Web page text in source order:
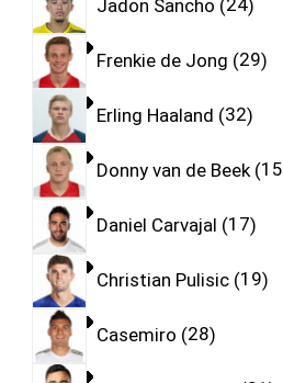
Jadon Sancho 24
Frenkie de Jong 29
Erling Haaland 32
Donny van de Beek 15
Daniel Carvajal 17
Christian Pulisic 19
Casemiro 28